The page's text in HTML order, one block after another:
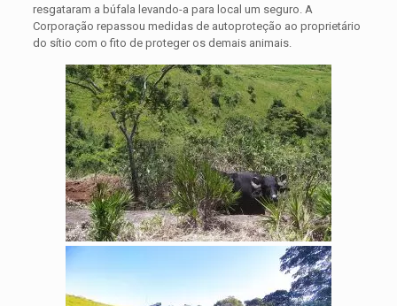
resgataram a búfala levando-a para local um seguro. A
Corporação repassou medidas de autoproteção ao proprietário
do sítio com o fito de proteger os demais animais.